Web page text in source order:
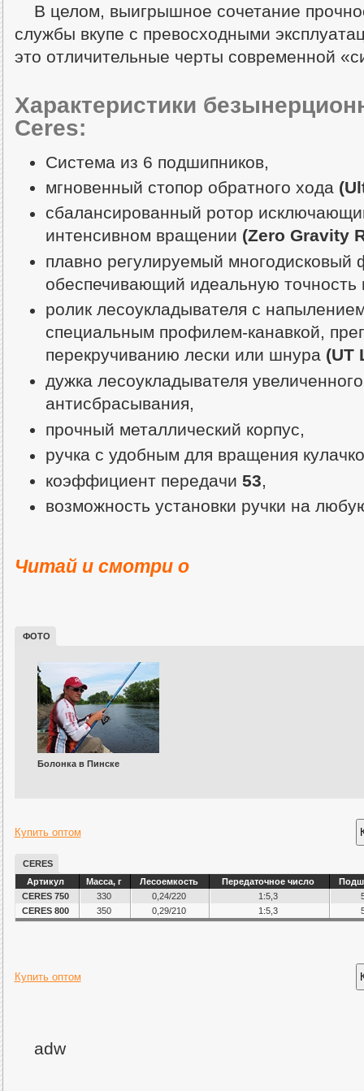
В целом, выигрышное сочетание
службы вкупе с превосходными
это отличительные черты современной
Характеристики
Ceres:
Система из 6 подшипников,
мгновенный стопор обратного хода
сбалансированный ротор
интенсивном вращении (Zero Gravity
плавно регулируемый многодисковый
обеспечивающий идеальную точность
ролик лесоукладывателя с
специальным профилем-канавкой,
перекручиванию лески или шнура (UT
дужка лесоукладывателя
антисбрасывания,
прочный металлический корпус,
ручка с удобным для вращения
коэффициент передачи 53,
возможность установки ручки на
Читай и смотри о
ФОТО
Болонка в Пинске
Купить оптом
CERES
Артикул
Масса, г Лесоемкость Передаточное число
CERES 750
330 0,24/220 1:5,3
CERES 800
350 0,29/210 1:5,3
Купить оптом
adw